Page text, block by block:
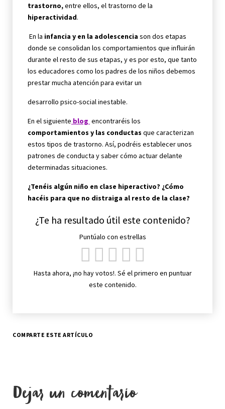
trastorno,entre ellos, el trastorno de la
hiperactividad.
En la infancia y en la adolescencia son dos etapas
donde se consolidan los comportamientos que influirán
durante el resto de sus etapas, y es por esto, que tanto
los educadores como los padres de los niños debemos
prestar mucha atención para evitar un
desarrollo psico-social inestable.
En el siguiente blog encontraréis los
comportamientos y las conductas que caracterizan
estos tipos de trastorno. Así, podréis establecer unos
patrones de conducta y saber cómo actuar delante
determinadas situaciones.
¿Tenéis algún niño en clase hiperactivo? ¿Cómo
hacéis para que no distraiga al resto de la clase?
¿Te ha resultado útil este contenido?
Puntúalo con estrellas
Hasta ahora, ¡no hay votos!. Sé el primero en puntuar
este contenido.
COMPARTE ESTE ARTÍCULO
Dejar un comentario